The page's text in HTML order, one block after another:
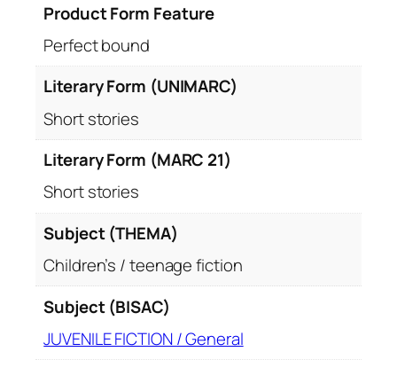
Product Form Feature
Perfect bound
Literary Form (UNIMARC)
Short stories
Literary Form (MARC 21)
Short stories
Subject (THEMA)
Children’s / teenage fiction
Subject (BISAC)
JUVENILE FICTION / General